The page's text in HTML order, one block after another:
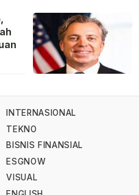
INTERNASIONAL
TEKNO
BISNIS FINANSIAL
ESGNOW
VISUAL